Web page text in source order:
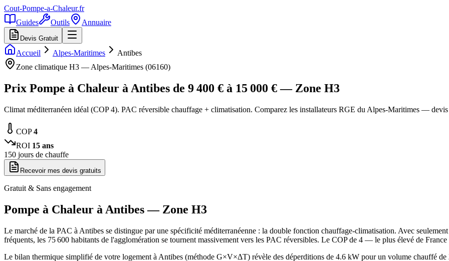
Cout-Pompe-a-Chaleur.fr
Guides
Outils Annuaire
Devis Gratuit
Accueil Alpes-Maritimes
Antibes
Zone climatique H3 — Alpes-Maritimes (06160)
Prix Pompe à Chaleur à Antibes de 9 400 € à 15 000 € — Zone H3
Climat méditerranéen idéal (COP 4). PAC réversible chauffage + climatisation. Comparez les installateurs RGE du Alpes-Maritimes —
COP4
ROI 15 ans
150 jours de chauffe
Recevoir mes devis gratuits
Gratuit & Sans engagement
Pompe à Chaleur à Antibes— Zone H3
Le marché de la PAC à Antibes se distingue par une spécificité méditerranéenne : la double fonction chauffage-climatisation. Avec
fréquents, les 75 600 habitants de l'agglomération se tournent massivement vers les PAC réversibles. Le COP de 4 — le plus élevé de
Le bilan thermique simplifié de votre logement à Antibes (méthode G×V×ΔT) révèle des déperditions de 4.6 kW pour un volume chauffé